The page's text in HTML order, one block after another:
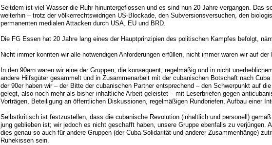
Seitdem ist viel Wasser die Ruhr hinuntergeflossen und es sind nun 20 Jahre vergangen. Das
weiterhin – trotz der völkerrechtswidrigen US-Blockade, den Subversionsversuchen, den
permanenten medialen Attacken durch USA, EU und BRD.
Die FG Essen hat 20 Jahre lang eines der Hauptprinzipien des politischen Kampfes befolgt,
Nicht immer konnten wir alle notwendigen Anforderungen erfüllen, nicht immer waren wir auf der
In den 90ern waren wir eine der Gruppen, die konsequent, regelmäßig und in nicht
andere Hilfsgüter gesammelt und in Zusammenarbeit mit der cubanischen Botschaft nach
der 90er haben wir – der Bitte der cubanischen Partner entsprechend – den Schwerpunkt auf
gelegt, also noch mehr als bisher inhaltliche Arbeit geleistet – mit Leserbriefen gegen
Vorträgen, Beteiligung an öffentlichen Diskussionen, regelmäßigen Rundbriefen, Aufbau einer
Selbstkritisch ist festzustellen, dass die cubanische Revolution (inhaltlich und personell)
jung geblieben ist; wir jedoch es nicht geschafft haben, unsere Gruppe ebenfalls zu verjüngen.
dies genau so auch für andere Gruppen (der Cuba-Solidarität und anderer Zusammenhänge)
Ruhekissen sein.